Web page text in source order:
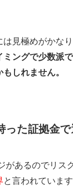
見極めがかなり
ミングで少数派
しれません。
った証拠金で
があるのでリス
と言われています